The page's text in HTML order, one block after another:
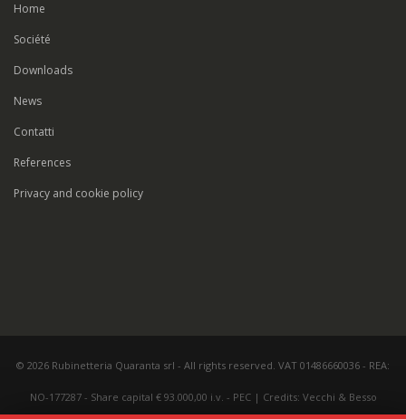
Home
Société
Downloads
News
Contatti
References
Privacy and cookie policy
© 2026 Rubinetteria Quaranta srl - All rights reserved. VAT 01486660036 - REA:
NO-177287 - Share capital € 93.000,00 i.v. - PEC | Credits: Vecchi & Besso